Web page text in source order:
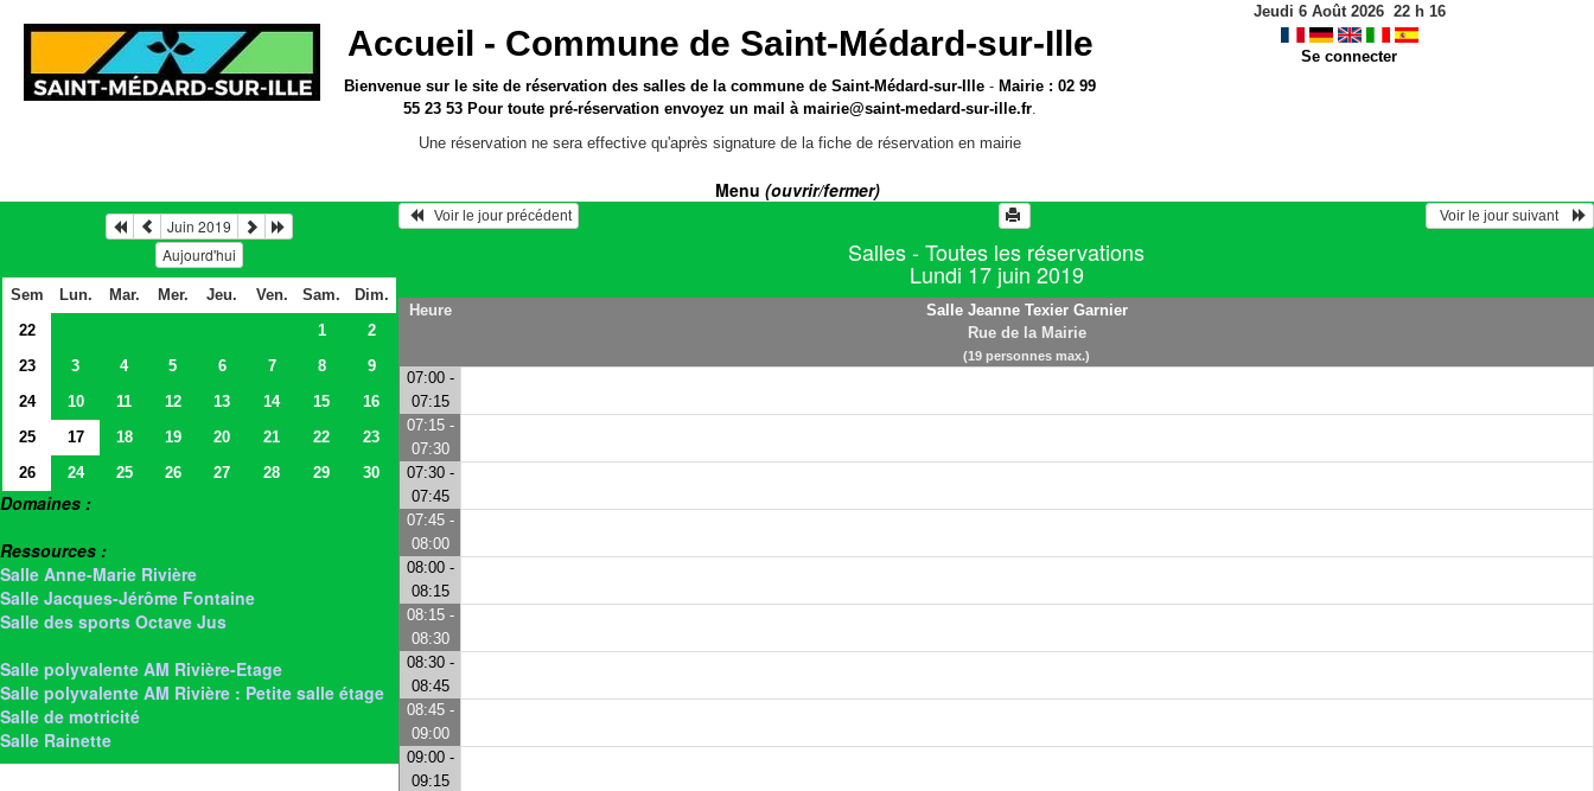
Accueil - Commune de Saint-Médard-sur-Ille
Bienvenue sur le sitede réservation des salles de la commune de Saint-Médard-sur-Ille - Mairie : 02 99
55 23 53 Pour toute pré-réservation envoyez un mail àmairie@saint-medard-sur-ille.fr.
Une réservation ne sera effective qu'après signature de la fiche de réservation en mairie
Jeudi 6 Août 2026 22h 16
Se connecter
Menu (ouvrir/fermer)
Juin 2019
Aujourd'hui
Sem Lun. Mar. Mer. Jeu. Ven. Sam.
Dim.
22
1
2
23
3 4 5 6 7 8
9
24
10 11 12 13 14 15
16
25
17 18 19 20 21 22
23
26
24 25 26 27 28 29 30
Domaines :
Ressources :
Salle Anne-Marie Rivière
Salle Jacques-Jérôme Fontaine
Salle des sports Octave Jus
Salle polyvalente AM Rivière-Etage
Salle polyvalente AM Rivière : Petite salle étage
Salle de motricité
Salle Rainette
   Voir le jour précédent
  Voir le jour suivant
Salles - Toutes les réservations
Lundi 17 juin 2019
Heure
Salle Jeanne Texier Garnier
Rue de la Mairie
(19 personnes max.)
07:00 -
07:15
07:15 -
07:30
07:30 -
07:45
07:45 -
08:00
08:00 -
08:15
08:15 -
08:30
08:30 -
08:45
08:45 -
09:00
09:00 -
09:15